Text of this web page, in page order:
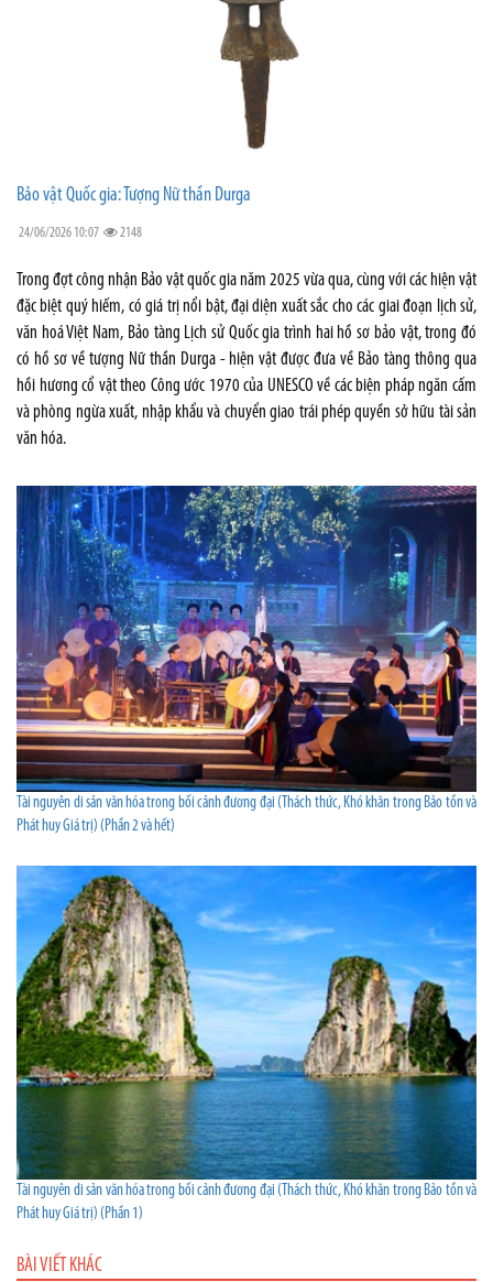
Bảo vật Quốc gia: Tượng Nữ thần Durga
24/06/2026 10:07 2148
Trong đợt công nhận Bảo vật quốc gia năm 2025 vừa qua, cùng với các hiện vật
đặc biệt quý hiếm, có giá trị nổi bật, đại diện xuất sắc cho các giai đoạn lịch sử,
văn hoá Việt Nam, Bảo tàng Lịch sử Quốc gia trình hai hồ sơ bảo vật, trong đó
có hồ sơ về tượng Nữ thần Durga - hiện vật được đưa về Bảo tàng thông qua
hồi hương cổ vật theo Công ước 1970 của UNESCO về các biện pháp ngăn cấm
và phòng ngừa xuất, nhập khẩu và chuyển giao trái phép quyền sở hữu tài sản
văn hóa.
Tài nguyên di sản văn hóa trong bối cảnh đương đại (Thách thức, Khó khăn trong Bảo tồn và
Phát huy Giá trị) (Phần 2 và hết)
Tài nguyên di sản văn hóa trong bối cảnh đương đại (Thách thức, Khó khăn trong Bảo tồn và
Phát huy Giá trị) (Phần 1)
BÀI VIẾT KHÁC